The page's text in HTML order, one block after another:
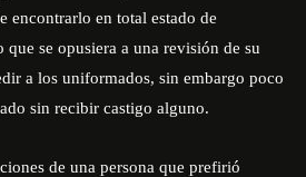
encontrarlo en total estado de
se opusiera a una revisión de su
a los uniformados, sin embargo poco
sin recibir castigo alguno.
de una persona que prefirió